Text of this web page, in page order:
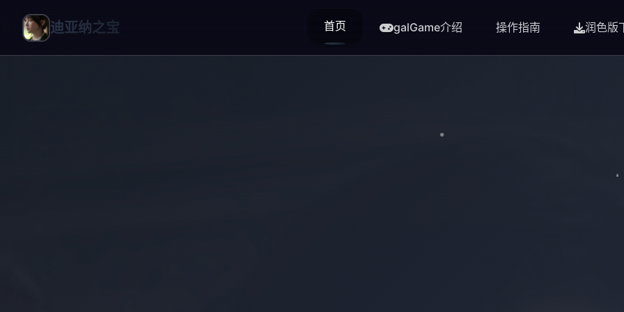
迪亚纳之宝 首页 galGame介绍 操作指南 润色版